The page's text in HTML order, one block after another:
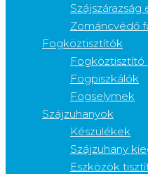
Zománcvédő
Fogköztisztítók
Fogköztisztító
Fogpiszkálók
Fogselymek
Szájzuhanyok
Készülékek
Szájzuhany
Eszközök